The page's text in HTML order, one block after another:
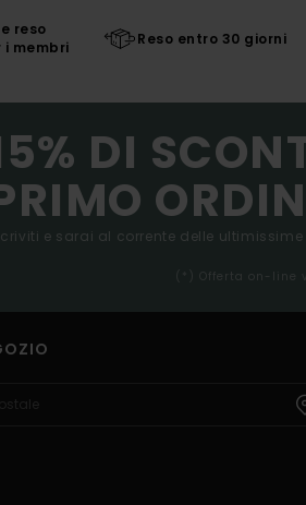
reso
membri
Reso entro 30 giorni
DI
e sarai al corrente delle
(*) Offerta on-